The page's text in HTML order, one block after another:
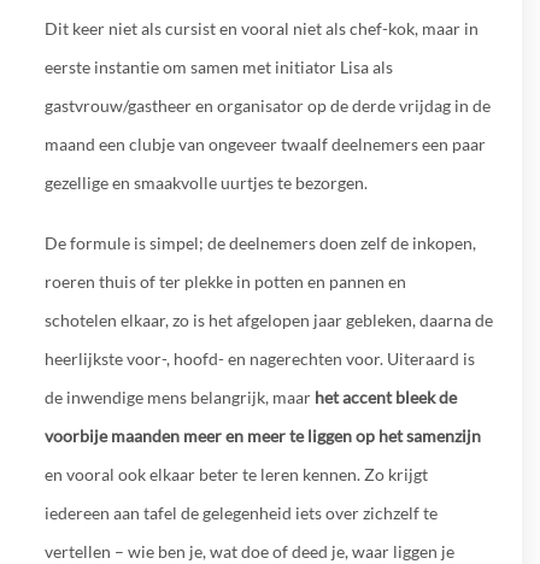
Dit keer niet als cursist en vooral niet als chef-kok, maar in
eerste instantie om samen met initiator Lisa als
gastvrouw/gastheer en organisator op de derde vrijdag in de
maand een clubje van ongeveer twaalf deelnemers een paar
gezellige en smaakvolle uurtjes te bezorgen.
De formule is simpel; de deelnemers doen zelf de inkopen,
roeren thuis of ter plekke in potten en pannen en
schotelen elkaar, zo is het afgelopen jaar gebleken, daarna de
heerlijkste voor-, hoofd- en nagerechten voor. Uiteraard is
de inwendige mens belangrijk, maar het accent bleek de
voorbije maanden meer en meer te liggen op het samenzijn
en vooral ook elkaar beter te leren kennen. Zo krijgt
iedereen aan tafel de gelegenheid iets over zichzelf te
vertellen – wie ben je, wat doe of deed je, waar liggen je